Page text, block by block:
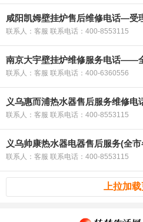
咸阳凯姆壁挂炉售后维修电话—受
联系人：客服 联系电话：400-8553115
南京大宇壁挂炉维修服务电话——
联系人：客服 联系电话：400-6360556
义乌惠而浦热水器售后服务维修电
联系人：客服 联系电话：400-8553115
义乌帅康热水器电器售后服务(全
联系人：客服 联系电话：400-8553115
上拉加